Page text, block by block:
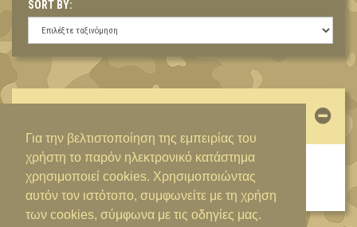
Για την βελτιστοποίηση της εμπειρίας του
χρήστη το παρόν ηλεκτρονικό κατάστημα
χρησιμοποιεί cookies. Χρησιμοποιώντας
αυτόν τον ιστότοπο, συμφωνείτε με τη χρήση
των cookies, σύμφωνα με τις οδηγίες μας.
SORT BY:
ΕΊΣΟΔΟΣ / ΔΗΜΙΟΥΡΓΊΑ ΛΟΓΑΡΙΑΣΜΟΎ